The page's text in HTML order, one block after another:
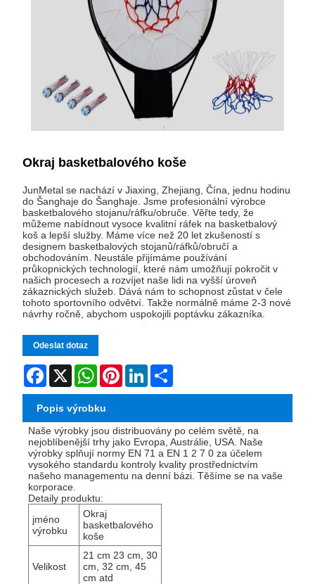
Okraj basketbalového koše
JunMetal se nachází v Jiaxing, Zhejiang, Čína, jednu hodinu
do Šanghaje do Šanghaje. Jsme profesionální výrobce
basketbalového stojanu/ráfku/obruče. Věřte tedy, že
můžeme nabídnout vysoce kvalitní ráfek na basketbalový
koš a lepší služby. Máme více než 20 let zkušeností s
designem basketbalových stojanů/ráfků/obručí a
obchodováním. Neustále přijímáme používání
průkopnických technologií, které nám umožňují pokročit v
našich procesech a rozvíjet naše lidi na vyšší úroveň
zákaznických služeb. Dává nám to schopnost zůstat v čele
tohoto sportovního odvětví. Takže normálně máme 2-3 nové
návrhy ročně, abychom uspokojili poptávku zákazníka.
Odeslat dotaz
Facebook
X WhatsAppPinterestLinkedIn
Popis výrobku
Naše výrobky jsou distribuovány po celém světě, na
nejoblíbenější trhy jako Evropa, Austrálie, USA. Naše
výrobky splňují normy EN 71 a EN 1 2 7 0 za účelem
vysokého standardu kontroly kvality prostřednictvím
našeho managementu na denní bázi. Těšíme se na vaše
korporace.
Detaily produktu:
jméno
výrobku
Okraj
basketbalového
koše
Velikost
21 cm 23 cm, 30
cm, 32 cm, 45
cm atd